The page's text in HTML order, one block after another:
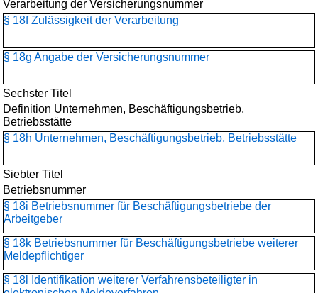
Verarbeitung der Versicherungsnummer
§ 18f Zulässigkeit der Verarbeitung
§ 18g Angabe der Versicherungsnummer
Sechster Titel
Definition Unternehmen, Beschäftigungsbetrieb,
Betriebsstätte
§ 18h Unternehmen, Beschäftigungsbetrieb, Betriebsstätte
Siebter Titel
Betriebsnummer
§ 18i Betriebsnummer für Beschäftigungsbetriebe der
Arbeitgeber
§ 18k Betriebsnummer für Beschäftigungsbetriebe weiterer
Meldepflichtiger
§ 18l Identifikation weiterer Verfahrensbeteiligter in